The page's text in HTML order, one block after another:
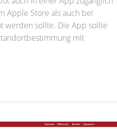
Apple Store als auch bei
werden sollte. Die App sollte
mit